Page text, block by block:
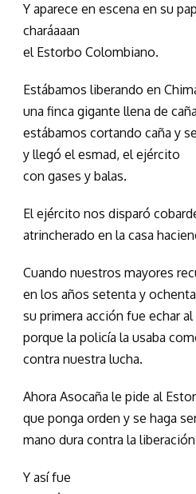
Y aparece en escena en su
charáaaan
el Estorbo Colombiano.
Estábamos liberando en
una finca gigante llena de caña
estábamos cortando caña y
y llegó el esmad, el ejército
con gases y balas.
El ejército nos disparó
atrincherado en la casa
Cuando nuestros mayores
en los años setenta y
su primera acción fue echar
porque la policía la usaba
contra nuestra lucha.
Ahora Asocaña le pide al
que ponga orden y se haga
mano dura contra la
Y así fue